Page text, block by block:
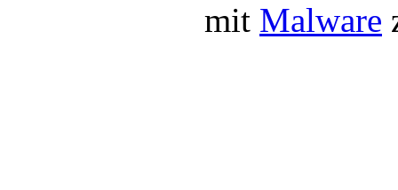
mit Malware